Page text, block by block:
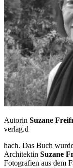
Autorin Suzane
verlag.d
hach. Das Buch
Architektin Suzane
Fotografien aus dem